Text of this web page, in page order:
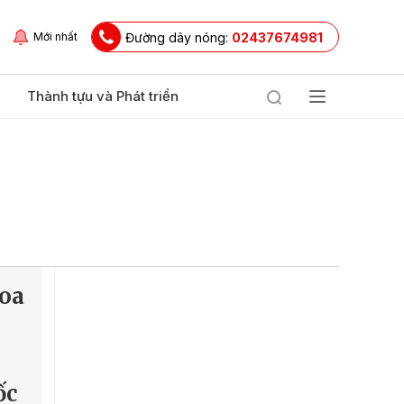
Mới nhất Đường dây nóng: 02437674981
Thành tựu và Phát triển